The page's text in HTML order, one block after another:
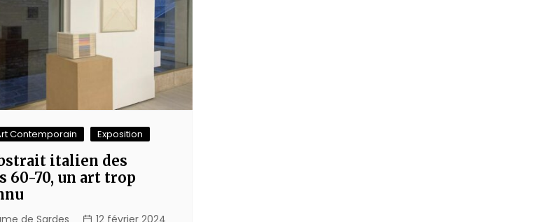
Contemporain Exposition
italien des
60-70, un art trop
de Sardes 12 février 2024